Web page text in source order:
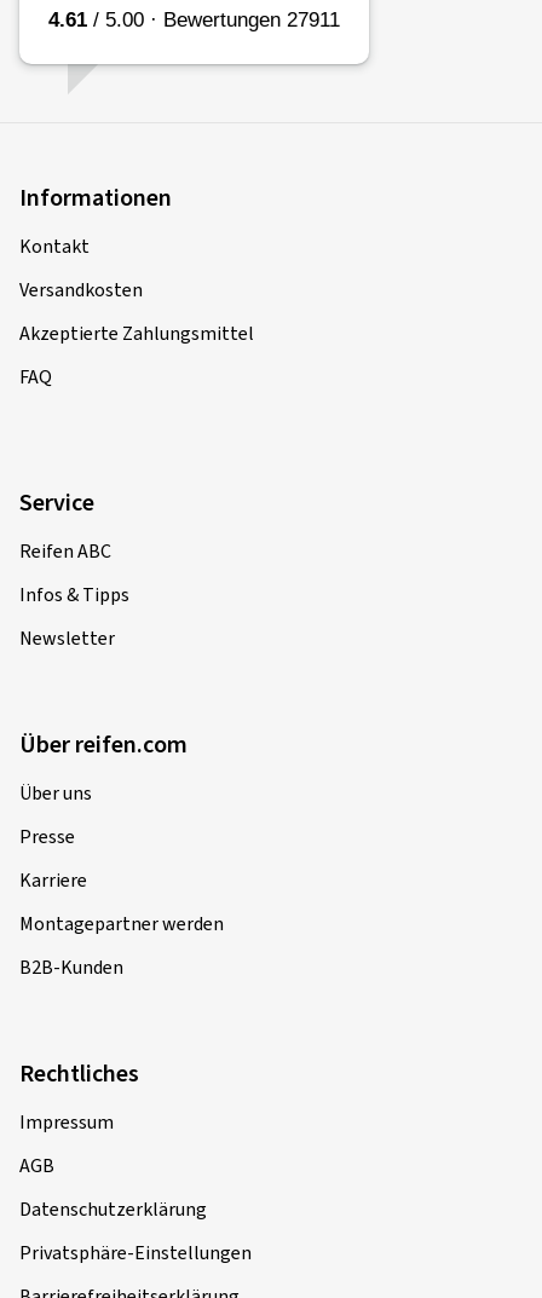
Informationen
Kontakt
Versandkosten
Akzeptierte Zahlungsmittel
FAQ
Service
Reifen ABC
Infos & Tipps
Newsletter
Über reifen.com
Über uns
Presse
Karriere
Montagepartner werden
B2B-Kunden
Rechtliches
Impressum
AGB
Datenschutzerklärung
Privatsphäre-Einstellungen